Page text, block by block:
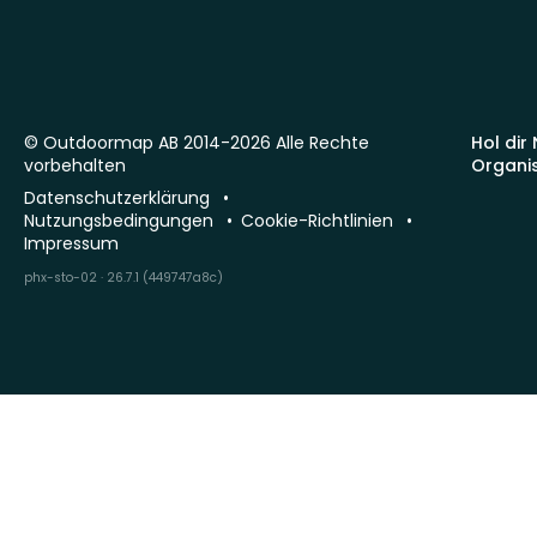
Hol dir
© Outdoormap AB 2014-2026 Alle Rechte
vorbehalten
Datenschutzerklärung
Nutzungsbedingungen
Cookie-Richtlinien
Impressum
phx-sto-02 · 26.7.1 (449747a8c)